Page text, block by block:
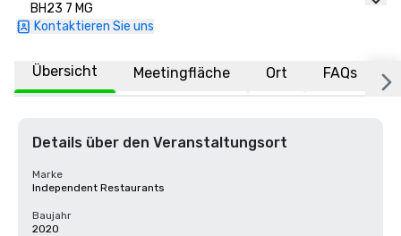
BH23 7 MG
Kontaktieren Sie uns
Übersicht Meetingfläche Ort FAQs
Details über den Veranstaltungsort
Marke
Independent Restaurants
Baujahr
2020